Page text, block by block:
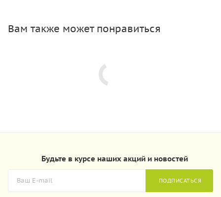
Вам также может понравиться
Будьте в курсе наших акций и новостей
ПОДПИСАТЬСЯ